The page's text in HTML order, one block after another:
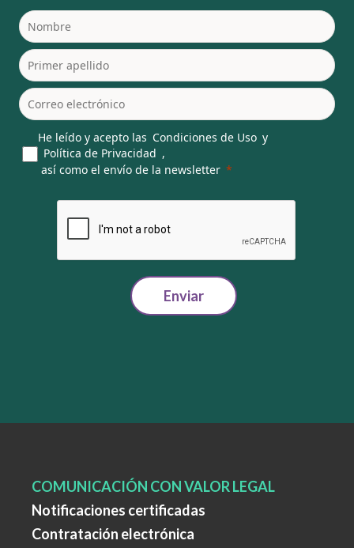
He leído y acepto las Condiciones de Uso y
Política de Privacidad ,
así como el envío de la newsletter
Enviar
COMUNICACIÓN CON VALOR LEGAL
Notificaciones certificadas
Contratación electrónica